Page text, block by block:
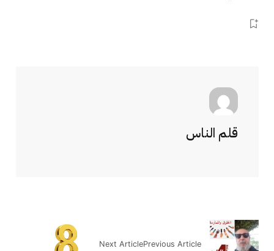
قلم الناس
Previous Article
Next Article